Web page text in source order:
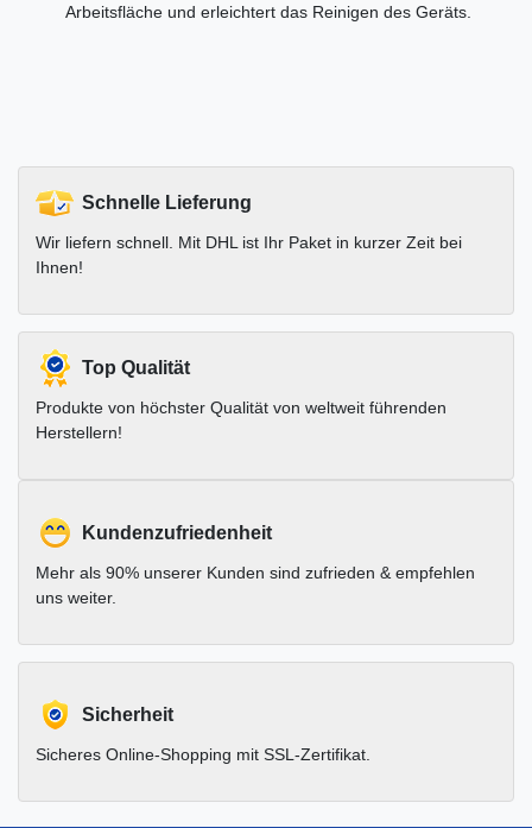
Arbeitsfläche und erleichtert das Reinigen des Geräts.
Schnelle Lieferung
Wir liefern schnell. Mit DHL ist Ihr Paket in kurzer Zeit bei
Ihnen!
Top Qualität
Produkte von höchster Qualität von weltweit führenden
Herstellern!
Kundenzufriedenheit
Mehr als 90% unserer Kunden sind zufrieden & empfehlen
uns weiter.
Sicherheit
Sicheres Online-Shopping mit SSL-Zertifikat.